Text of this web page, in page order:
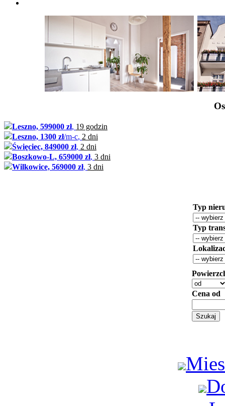
Leszno, 599000 zł, 19 godzin
Leszno, 1300 zł/m-c, 2 dni
Święciec, 849000 zł, 2 dni
Boszkowo-L, 659000 zł, 3 dni
Wilkowice, 569000 zł, 3 dni
Typ
Typ
Cena od